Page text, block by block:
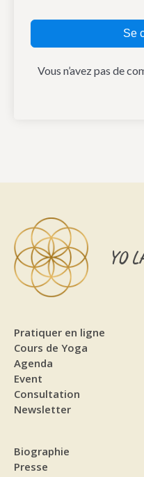
Se
Vous n’avez pas de
YO
Pratiquer en ligne
Cours de Yoga
Agenda
Event
Consultation
Newsletter
Biographie
Presse